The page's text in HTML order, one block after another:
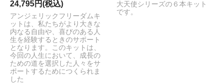
24,795円(税込)
アンジェリックフリーダムキ
ットは、私たちがより大きな
内なる自由や、喜びのある人
生を経験するときのサポート
となります。このキットは、
今回の人生において、成長の
ための道を選択した人々をサ
ポートするためにつくられま
した
大天使シリーズの６本キット
です。